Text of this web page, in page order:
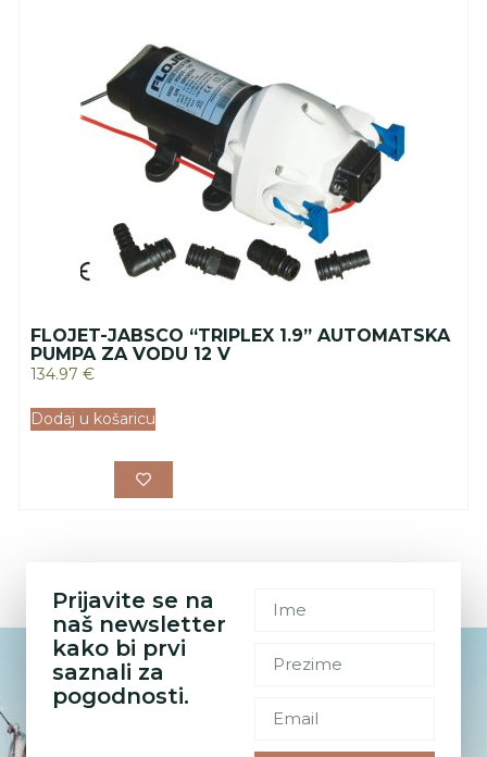
FLOJET-JABSCO “TRIPLEX 1.9” AUTOMATSKA
PUMPA ZA VODU 12 V
134.97 €
Dodaj u košaricu
Prijavite se na
naš newsletter
kako bi prvi
saznali za
pogodnosti.